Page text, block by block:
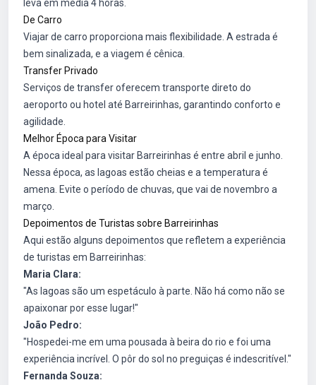
leva em média 4 horas.
De Carro
Viajar de carro proporciona mais flexibilidade. A estrada é
bem sinalizada, e a viagem é cênica.
Transfer Privado
Serviços de transfer oferecem transporte direto do
aeroporto ou hotel até Barreirinhas, garantindo conforto e
agilidade.
Melhor Época para Visitar
A época ideal para visitar Barreirinhas é entre abril e junho.
Nessa época, as lagoas estão cheias e a temperatura é
amena. Evite o período de chuvas, que vai de novembro a
março.
Depoimentos de Turistas sobre Barreirinhas
Aqui estão alguns depoimentos que refletem a experiência
de turistas em Barreirinhas:
Maria Clara:
"As lagoas são um espetáculo à parte. Não há como não se
apaixonar por esse lugar!"
João Pedro:
"Hospedei-me em uma pousada à beira do rio e foi uma
experiência incrível. O pôr do sol no preguiças é indescritível."
Fernanda Souza: